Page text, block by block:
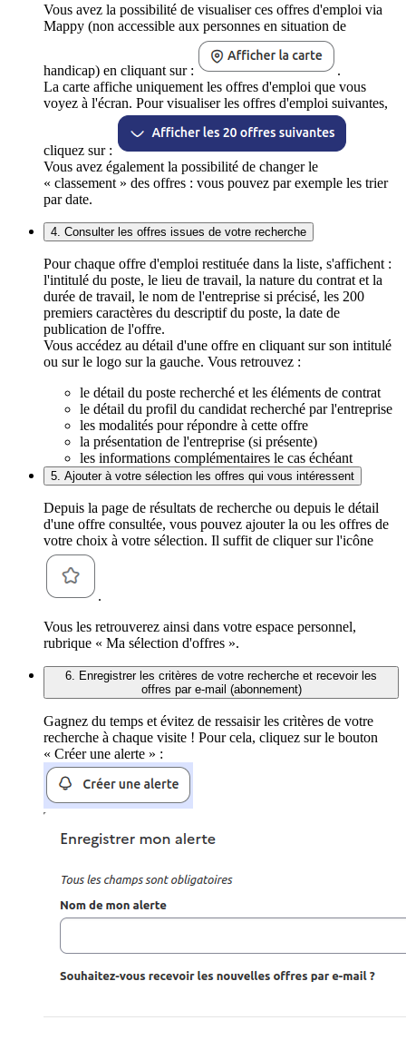
Vous avez la possibilité de visualiser ces offres d'emploi via
Mappy (non accessible aux personnes en situation de
handicap) en cliquant sur :
.
La carte affiche uniquement les offres d'emploi que vous
voyez à l'écran. Pour visualiser les offres d'emploi suivantes,
cliquez sur :
Vous avez également la possibilité de changer le
« classement » des offres : vous pouvez par exemple les trier
par date.
4. Consulter les offres issues de votre recherche
Pour chaque offre d'emploi restituée dans la liste, s'affichent :
l'intitulé du poste, le lieu de travail, la nature du contrat et la
durée de travail, le nom de l'entreprise si précisé, les 200
premiers caractères du descriptif du poste, la date de
publication de l'offre.
Vous accédez au détail d'une offre en cliquant sur son intitulé
ou sur le logo sur la gauche. Vous retrouvez :
le détail du poste recherché et les éléments de contrat
le détail du profil du candidat recherché par l'entreprise
les modalités pour répondre à cette offre
la présentation de l'entreprise (si présente)
les informations complémentaires le cas échéant
5. Ajouter à votre sélection les offres qui vous intéressent
Depuis la page de résultats de recherche ou depuis le détail
d'une offre consultée, vous pouvez ajouter la ou les offres de
votre choix à votre sélection. Il suffit de cliquer sur l'icône
.
Vous les retrouverez ainsi dans votre espace personnel,
rubrique « Ma sélection d'offres ».
6. Enregistrer les critères de votre recherche et recevoir les
offres par e-mail (abonnement)
Gagnez du temps et évitez de ressaisir les critères de votre
recherche à chaque visite ! Pour cela, cliquez sur le bouton
« Créer une alerte » :